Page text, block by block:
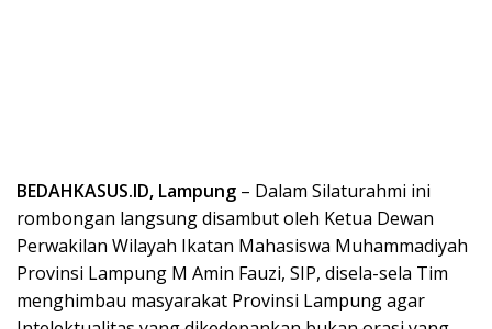
BEDAHKASUS.ID, Lampung – Dalam Silaturahmi ini
rombongan langsung disambut oleh Ketua Dewan
Perwakilan Wilayah Ikatan Mahasiswa Muhammadiyah
Provinsi Lampung M Amin Fauzi, SIP, disela-sela Tim
menghimbau masyarakat Provinsi Lampung agar